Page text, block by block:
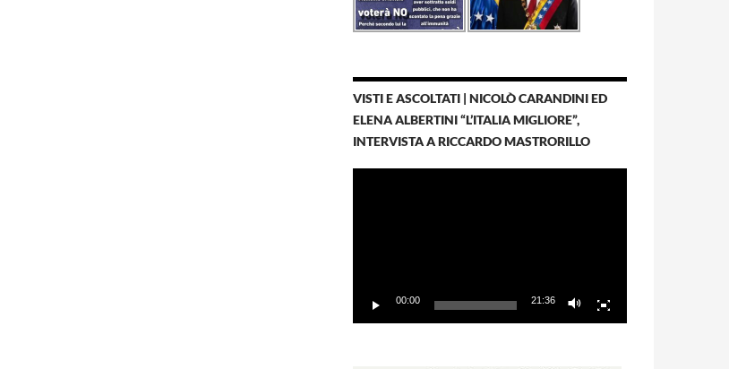
VISTI E ASCOLTATI | NICOLÒ CARANDINI ED
ELENA ALBERTINI “L’ITALIA MIGLIORE”,
INTERVISTA A RICCARDO MASTRORILLO
00:00 21:36